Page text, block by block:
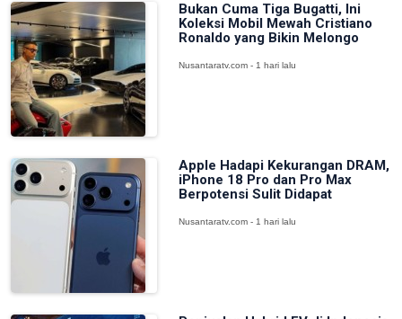
Bukan Cuma Tiga Bugatti, Ini
Koleksi Mobil Mewah Cristiano
Ronaldo yang Bikin Melongo
Nusantaratv.com - 1 hari lalu
Apple Hadapi Kekurangan DRAM,
iPhone 18 Pro dan Pro Max
Berpotensi Sulit Didapat
Nusantaratv.com - 1 hari lalu